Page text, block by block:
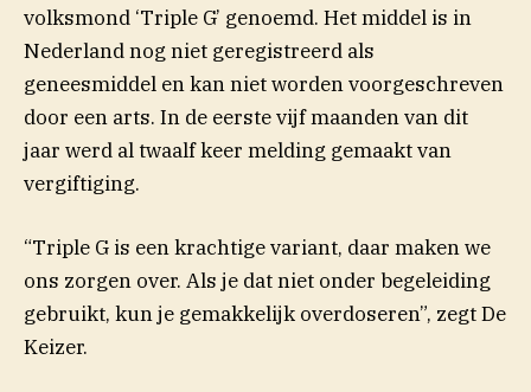
volksmond ‘Triple G’ genoemd. Het middel is in
Nederland nog niet geregistreerd als
geneesmiddel en kan niet worden voorgeschreven
door een arts. In de eerste vijf maanden van dit
jaar werd al twaalf keer melding gemaakt van
vergiftiging.
“Triple G is een krachtige variant, daar maken we
ons zorgen over. Als je dat niet onder begeleiding
gebruikt, kun je gemakkelijk overdoseren”, zegt De
Keizer.